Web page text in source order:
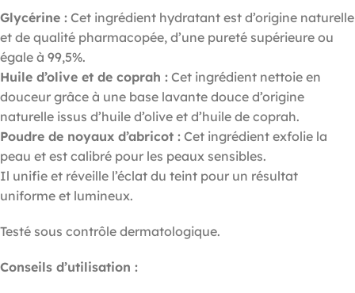
Glycérine : Cet ingrédient hydratant est d’origine naturelle
et de qualité pharmacopée, d’une pureté supérieure ou
égale à 99,5%.
Huile d’olive et de coprah : Cet ingrédient nettoie en
douceur grâce à une base lavante douce d’origine
naturelle issus d’huile d’olive et d’huile de coprah.
Poudre de noyaux d’abricot : Cet ingrédient exfolie la
peau et est calibré pour les peaux sensibles.
Il unifie et réveille l’éclat du teint pour un résultat
uniforme et lumineux.
Testé sous contrôle dermatologique.
Conseils d’utilisation :